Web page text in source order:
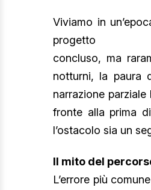
Viviamo in
progetto
concluso, ma
notturni, la paura
narrazione
fronte alla prima
l’ostacolo sia un
Il mito del
L’errore più